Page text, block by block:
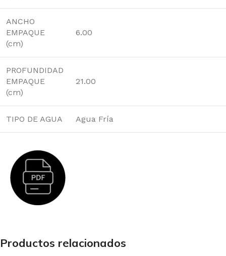
ANCHO
EMPAQUE
(cm)
6.00
PROFUNDIDAD
EMPAQUE
(cm)
21.00
TIPO DE AGUA Agua Fría
Productos relacionados